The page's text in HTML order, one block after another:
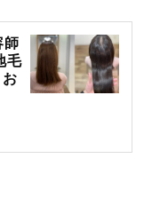
師
毛
】代表 渡辺真一 地毛